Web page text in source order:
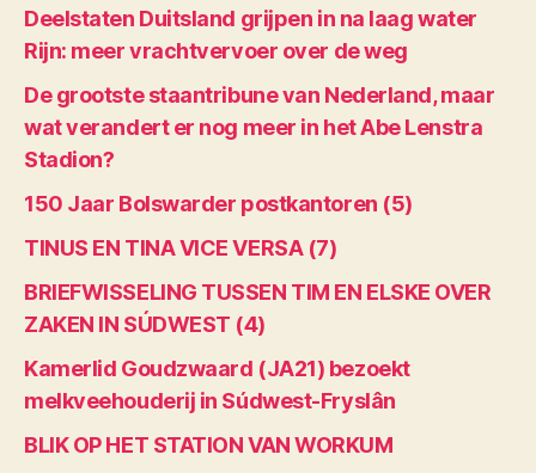
Deelstaten Duitsland grijpen in na laag water
Rijn: meer vrachtvervoer over de weg
De grootste staantribune van Nederland, maar
wat verandert er nog meer in het Abe Lenstra
Stadion?
150 Jaar Bolswarder postkantoren (5)
TINUS EN TINA VICE VERSA (7)
BRIEFWISSELING TUSSEN TIM EN ELSKE OVER
ZAKEN IN SÚDWEST (4)
Kamerlid Goudzwaard (JA21) bezoekt
melkveehouderij in Súdwest-Fryslân
BLIK OP HET STATION VAN WORKUM